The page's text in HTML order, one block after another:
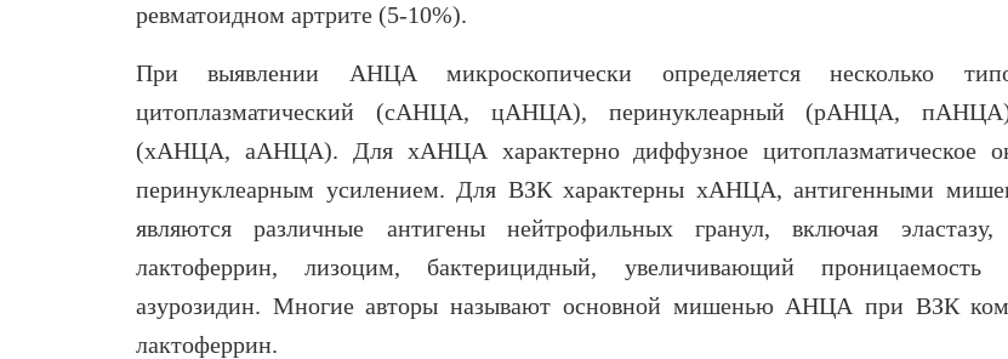
ревматоидном артрите (5-10%).
При выявлении АНЦА микроскопически определяется несколько
цитоплазматический (cАНЦА, цАНЦА), перинуклеарный (pАНЦА,
(хАНЦА, аАНЦА). Для хАНЦА характерно диффузное цитоплазматическое
перинуклеарным усилением. Для ВЗК характерны хАНЦА, антигенными
являются различные антигены нейтрофильных гранул, включая
лактоферрин, лизоцим, бактерицидный, увеличивающий
азурозидин. Многие авторы называют основной мишенью АНЦА при ВЗК
лактоферрин.